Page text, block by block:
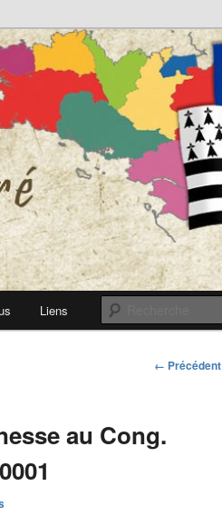
Liens
Navigation
← Précédent
au Cong.